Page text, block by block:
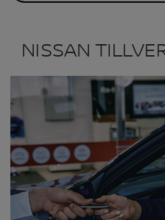
NISSAN